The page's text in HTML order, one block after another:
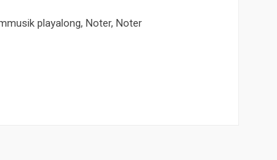
playalong,Noter,Noter